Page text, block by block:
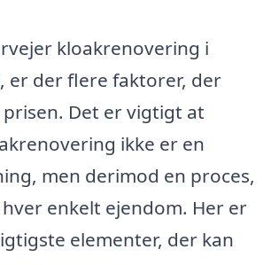
kloakrenovering i
er der flere faktorer, der
Det er vigtigt at
ikke er en
men derimod en proces,
enkelt ejendom. Her er
elementer, der kan